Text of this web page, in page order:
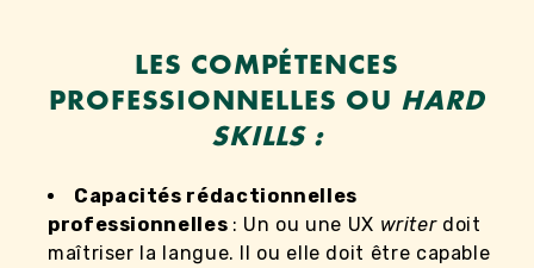
LES COMPÉTENCES
PROFESSIONNELLES OU HARD
SKILLS :
Capacités rédactionnelles
professionnelles : Un ou une UX writer doit
maîtriser la langue. Il ou elle doit être capable